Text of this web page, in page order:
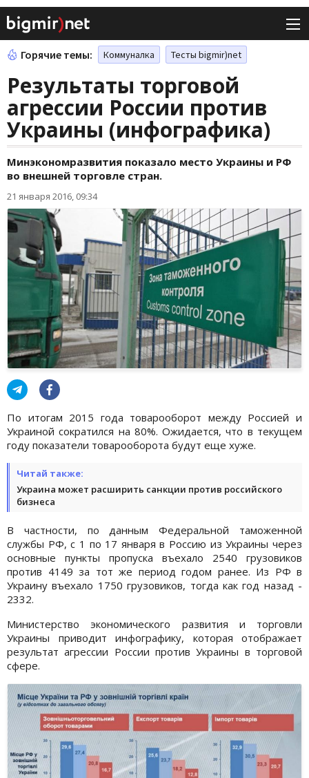
Горячие темы: Коммуналка Тесты bigmir)net
Результаты торговой
агрессии России против
Украины (инфографика)
Минэкономразвития показало место Украины и РФ
во внешней торговле стран.
21 января 2016, 09:34
По итогам 2015 года товарооборот между Россией и
Украиной сократился на 80%. Ожидается, что в текущем
году показатели товарооборота будут еще хуже.
Читай также:
Украина может расширить санкции против российского
бизнеса
В частности, по данным Федеральной таможенной
службы РФ, с 1 по 17 января в Россию из Украины через
основные пункты пропуска въехало 2540 грузовиков
против 4149 за тот же период годом ранее. Из РФ в
Украину въехало 1750 грузовиков, тогда как год назад -
2332.
Министерство экономического развития и торговли
Украины приводит инфографику, которая отображает
результат агрессии России против Украины в торговой
сфере.